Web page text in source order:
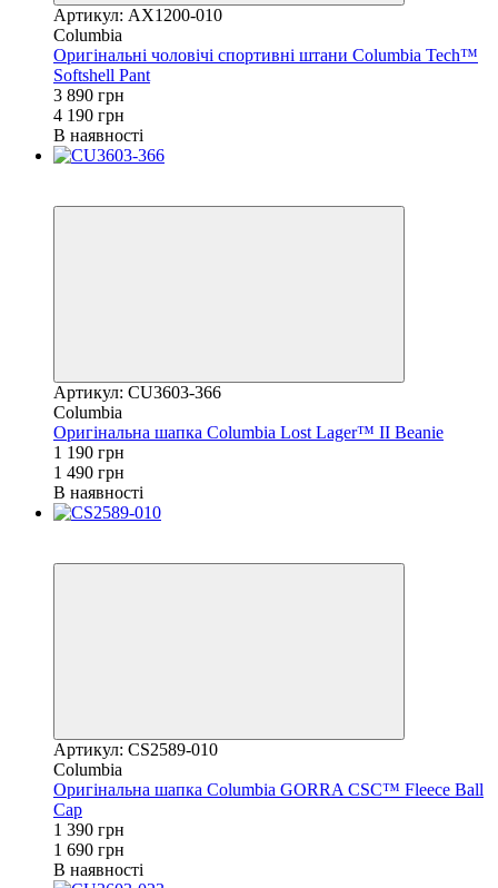
Артикул: AX1200-010
Columbia
Оригінальні чоловічі спортивні штани Columbia Tech™
Softshell Pant
3 890 грн
4 190 грн
В наявності
Артикул: CU3603-366
Columbia
Оригінальна шапка Columbia Lost Lager™ II Beanie
1 190 грн
1 490 грн
В наявності
Артикул: CS2589-010
Columbia
Оригінальна шапка Columbia GORRA CSC™ Fleece Ball
Cap
1 390 грн
1 690 грн
В наявності